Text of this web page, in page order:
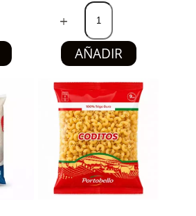
Maíz
Dulce
RAYAN
Natural
—
Sweet
en
conserva
(425
g)
cantidad
AÑADIR